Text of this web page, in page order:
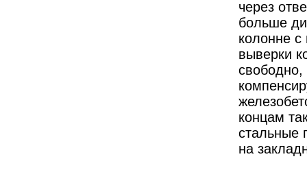
через
больше
колонне
выверки
свободно,
концам
стальные
на